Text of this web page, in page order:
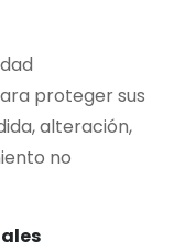
proteger sus
alteración,
no